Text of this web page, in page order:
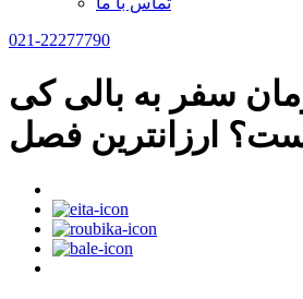
021-22277790
سفر به بالی کی
ارزانترین فصل